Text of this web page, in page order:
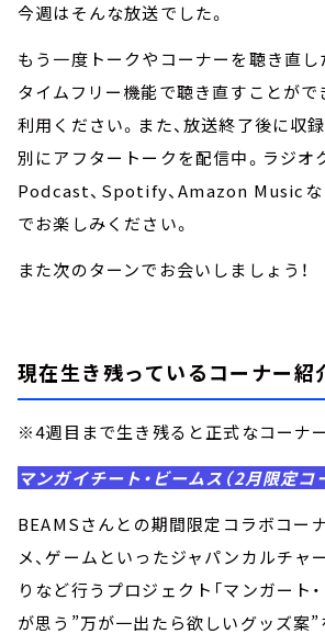
今週はそんな放送でした。
もう一度トークやコーナーを聴き直
タイムフリー機能で聴き直すことがで
利用ください。また、放送終了後に収
別にアフタートークを配信中。ラジオ
Podcast、Spotify、Amazon Musicな
でお楽しみください。
また次のターンでお会いしましょう！
現在生き残っているコーナー紹
※4週目まで生き残ると正式なコーナ
マンガイチート・ビームス（2月限定コ
BEAMSさんとの期間限定コラボコーナ
メ、ゲームといったジャパンカルチャ
りなど行うプロジェクト「マンガート
が思う”万が一出たら欲しいグッズ案”